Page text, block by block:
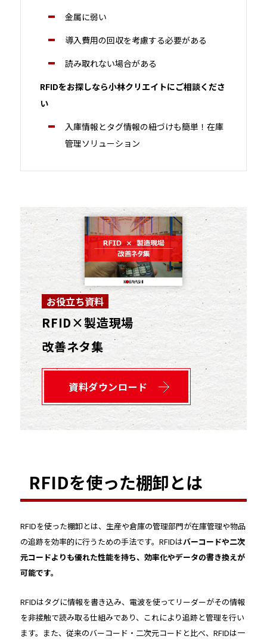
金属に弱い
導入費用の回収を考慮する必要がある
読み取れない場合がある
RFIDをお探しなら小林クリエイトにご相談くださ
い
入庫情報とタグ情報の紐づけも簡単！在庫
管理ソリューション
お役立ち資料
RFID×製造現場
改善ネタ集
資料ダウンロード
RFIDを使った棚卸とは
RFIDを使った棚卸とは、生産や倉庫の管理部門が在庫管理や物品
の追跡を効率的に行うための手法です。RFIDはバーコードや二次
元コードよりも優れた性能を持ち、効率化やデータの書き換えが
可能です。
RFIDはタグに情報を書き込み、電波を使ってリーダーがその情報
を非接触で読み取る仕組みであり、これにより追跡と管理を行い
ます。また、従来のバーコード・二次元コードと比べ、RFIDは一